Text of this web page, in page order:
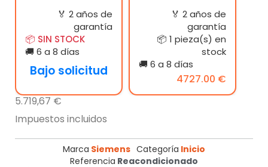
🏅 2 años de
garantía
📦 SIN STOCK
🚚 6 a 8 días
Bajo solicitud
🏅 2 años de
garantía
📦 1 pieza(s) en
stock
🚚 6 a 8 días
4727.00 €
5.719,67 €
Impuestos incluidos
Marca Siemens Categoría Inicio
Referencia Reacondicionado